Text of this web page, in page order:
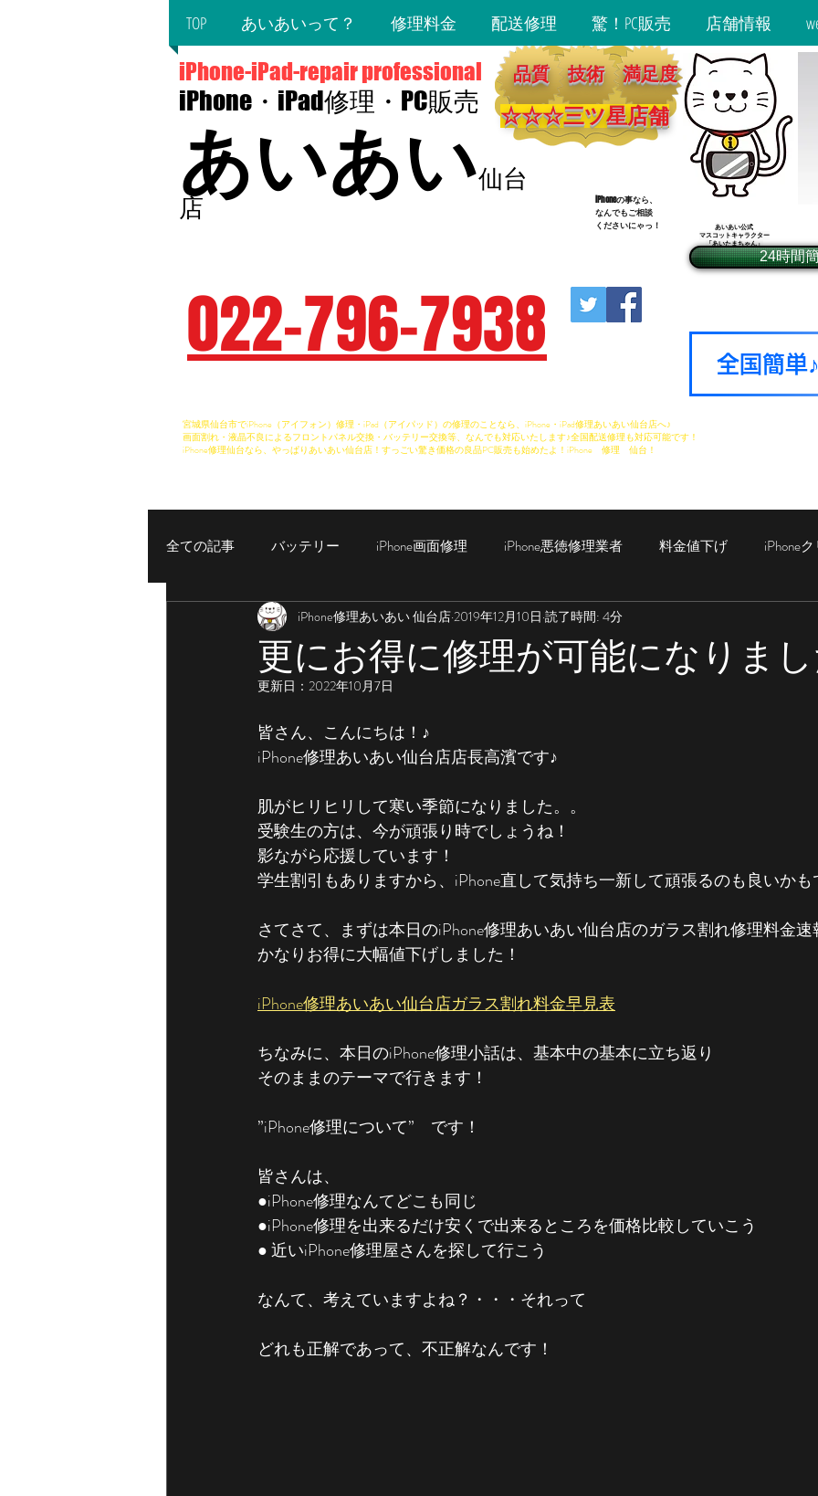
TOP あいあいって？ 修理料金 配送修理 驚！PC販売 店舗情報
iPhone-iPad-repair professional
iPhone・iPad修理・PC販売
あいあい仙台
店
品質 技術 満足度
☆☆☆​三ツ星店舗
022-796-7938
iPhoneの事なら、
​なんでもご相談
くださいにゃっ！
あいあい公式
マスコットキャラクター
「あいたまちゃん」​
24時間
全国簡単
宮城県仙台市でiPhone（アイフォン）修理・iPad（アイパッド）の修理のことなら、iPhone・iPad修理あいあい仙台店へ♪
画面割れ・液晶不良によるフロントパネル交換・バッテリー交換等、なんでも対応いたします♪全国配送修理も対応可能です！
iPhone修理仙台なら、やっぱりあいあい仙台店！すっごい驚き価格の良品PC販売も始めたよ！iPhone 修理 仙台！
全ての記事 バッテリー iPhone画面修理 iPhone悪徳修理業者 料金値下げ iPhone
iPhoneカメラ修理 機種説明 iPad修理
更にお得に修理が可能になりま
iPhone修理あいあい 仙台店 2019年12月10日 読了時間: 4分
更新日： 2022年10月7日
皆さん、こんにちは！♪
iPhone修理あいあい仙台店店長高濱です♪
肌がヒリヒリして寒い季節になりました。。
受験生の方は、今が頑張り時でしょうね！
影ながら応援しています！
学生割引もありますから、iPhone直して気持ち一新して頑張るのも良いかも
さてさて、まずは本日のiPhone修理あいあい仙台店のガラス割れ修理料金
かなりお得に大幅値下げしました！
iPhone修理あいあい仙台店ガラス割れ料金早見表
ちなみに、本日のiPhone修理小話は、基本中の基本に立ち返り
そのままのテーマで行きます！
”iPhone修理について”　です！
皆さんは、
●iPhone修理なんてどこも同じ
●iPhone修理を出来るだけ安くで出来るところを価格比較していこう
● 近いiPhone修理屋さんを探して行こう
なんて、考えていますよね？・・・それって
どれも正解であって、不正解なんです！